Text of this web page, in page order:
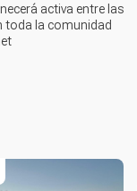
activa entre las
toda la comunidad